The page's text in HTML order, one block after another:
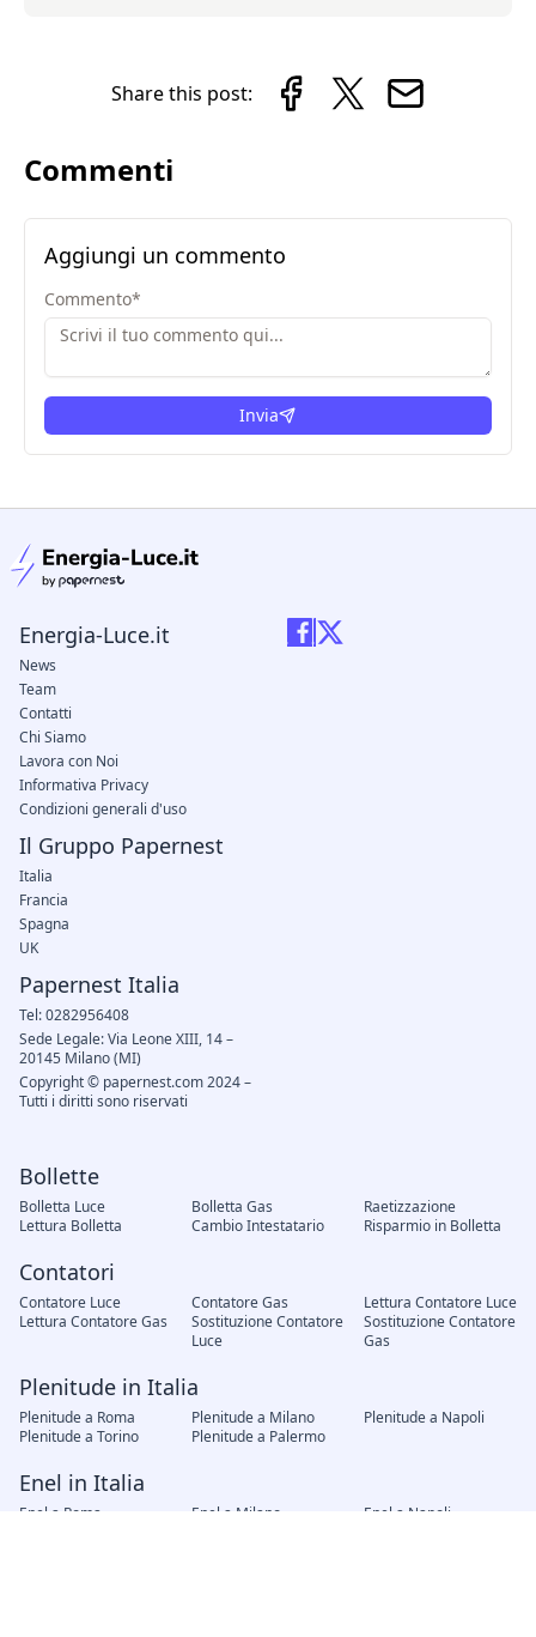
Share this post:
Commenti
Aggiungi un commento
Commento*
Invia
Bollette
Bolletta Luce Bolletta Gas
Raetizzazione
Lettura Bolletta
Cambio Intestatario Risparmio in Bolletta
Contatori
Contatore Luce Contatore Gas
Lettura Contatore Luce
Lettura Contatore Gas
Sostituzione Contatore
Luce
Sostituzione Contatore
Gas
Plenitude in Italia
Plenitude a Roma Plenitude a Milano
Plenitude a Napoli
Plenitude a Torino
Plenitude a Palermo
Enel in Italia
Enel a Roma Enel a Milano
Enel a Napoli
Energia-Luce.it
News
Team
Contatti
Chi Siamo
Lavora con Noi
Informativa Privacy
Condizioni generali d'uso
Il Gruppo Papernest
Italia
Francia
Spagna
UK
Papernest Italia
Tel: 0282956408
Sede Legale: Via Leone XIII, 14 –
20145 Milano (MI)
Copyright © papernest.com 2024 –
Tutti i diritti sono riservati